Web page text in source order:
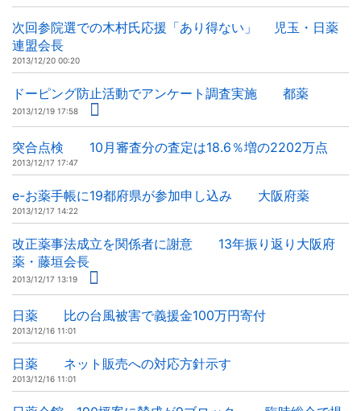
次回参院選での木村氏応援「あり得ない」 児玉・日薬
連盟会長
2013/12/20 00:20
ドーピング防止活動でアンケート調査実施 都薬
2013/12/19 17:58
突合点検 10月審査分の査定は18.6％増の2202万点
2013/12/17 17:47
e-お薬手帳に19都府県が参加申し込み 大阪府薬
2013/12/17 14:22
改正薬事法成立を関係者に謝意 13年振り返り大阪府
薬・藤垣会長
2013/12/17 13:19
日薬 比の台風被害で義援金100万円寄付
2013/12/16 11:01
日薬 ネット販売への対応方針示す
2013/12/16 11:01